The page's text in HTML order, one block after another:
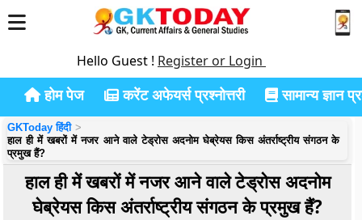
Hello Guest ! Register or Login
होम पेज करेंट अफेयर्स प्रश्नोत्तरी सामान्य ज्ञान
GKToday हिंदी
हाल ही में खबरों में नजर आने वाले टेड्रोस अदनोम घेब्रेयस किस अंतर्राष्ट्रीय संगठन के
प्रमुख हैं?
हाल ही में खबरों में नजर आने वाले टेड्रोस अदनोम
घेब्रेयस किस अंतर्राष्ट्रीय संगठन के प्रमुख हैं?